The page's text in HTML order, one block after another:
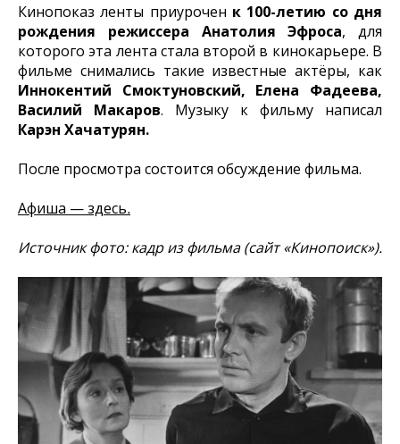
Кинопоказ ленты приурочен к 100-летию со дня
рождения режиссера Анатолия Эфроса, для
которого эта лента стала второй в кинокарьере. В
фильме снимались такие известные актёры, как
Иннокентий Смоктуновский, Елена Фадеева,
Василий Макаров. Музыку к фильму написал
Карэн Хачатурян.
После просмотра состоится обсуждение фильма.
Афиша — здесь.
Источник фото: кадр из фильма (сайт «Кинопоиск»).